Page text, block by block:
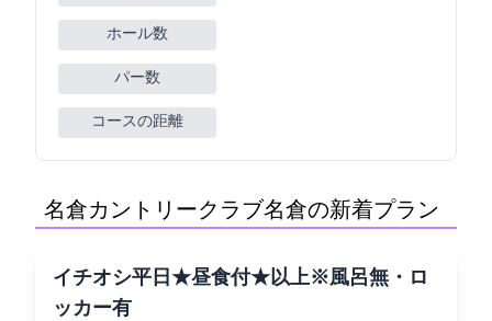
ホール数
パー数
コースの距離
名倉カントリークラブ(名倉CC)の新着プラン
[イチオシ]平日★昼食付★3B以上※風呂無・ロ
ッカー有